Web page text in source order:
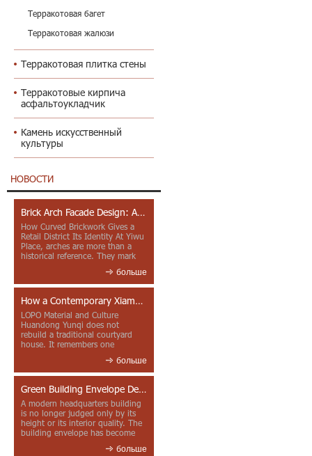
Терракотовая багет
Терракотовая жалюзи
Терракотовая плитка стены
Терракотовые кирпича
асфальтоукладчик
Камень искусственный
культуры
НОВОСТИ
Brick Arch Facade Design: A Closer Look at Yiwu Place
How Curved Brickwork Gives a
Retail District Its Identity At Yiwu
Place, arches are more than a
historical reference. They mark
больше
How a Contemporary Xiamen Project Reframes Minnan Red Brick
LOPO Material and Culture
Huandong Yunqi does not
rebuild a traditional courtyard
house. It remembers one
больше
Green Building Envelope Design: Clay Sunscreen Fins for Modern Headquarters Architecture
A modern headquarters building
is no longer judged only by its
height or its interior quality. The
building envelope has become
больше